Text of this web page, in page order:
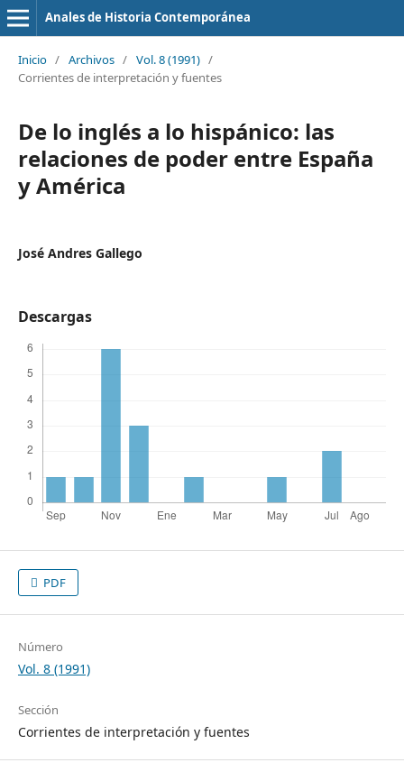
Anales de Historia Contemporánea
Inicio / Archivos / Vol. 8 (1991) /
Corrientes de interpretación y fuentes
De lo inglés a lo hispánico: las
relaciones de poder entre España
y América
José Andres Gallego
Descargas
PDF
Número
Vol. 8 (1991)
Sección
Corrientes de interpretación y fuentes